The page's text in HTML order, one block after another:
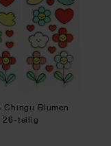
Chingu Blumen
26-teilig